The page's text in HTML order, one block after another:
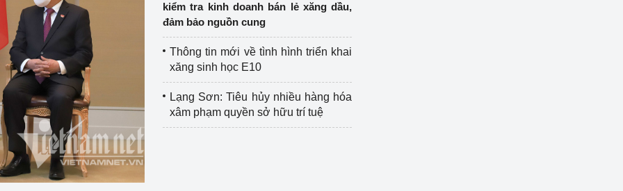
kiểm tra kinh doanh bán lẻ xăng dầu,
đảm bảo nguồn cung
Thông tin mới về tình hình triển khai
xăng sinh học E10
Lạng Sơn: Tiêu hủy nhiều hàng hóa
xâm phạm quyền sở hữu trí tuệ